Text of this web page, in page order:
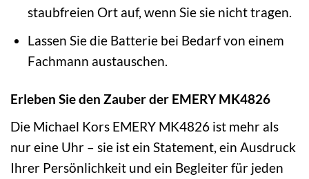
staubfreien Ort auf, wenn Sie sie nicht tragen.
Lassen Sie die Batterie bei Bedarf von einem
Fachmann austauschen.
Erleben Sie den Zauber der EMERY MK4826
Die Michael Kors EMERY MK4826 ist mehr als
nur eine Uhr – sie ist ein Statement, ein Ausdruck
Ihrer Persönlichkeit und ein Begleiter für jeden